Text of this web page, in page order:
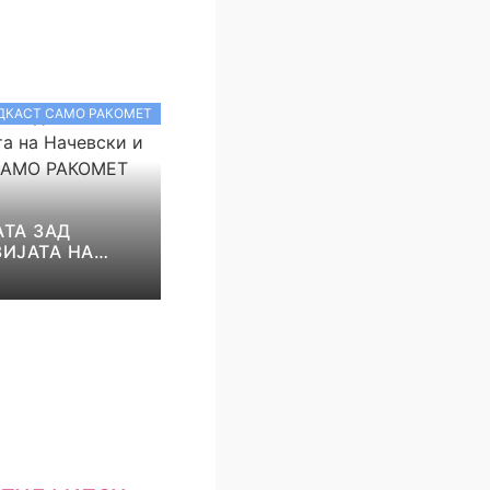
САМО РАКОМЕТ
ЗАД
НА
И НИКОЛОВ!
С5Е8